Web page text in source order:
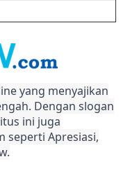
yang menyajikan
Dengan slogan
ini juga
seperti Apresiasi,